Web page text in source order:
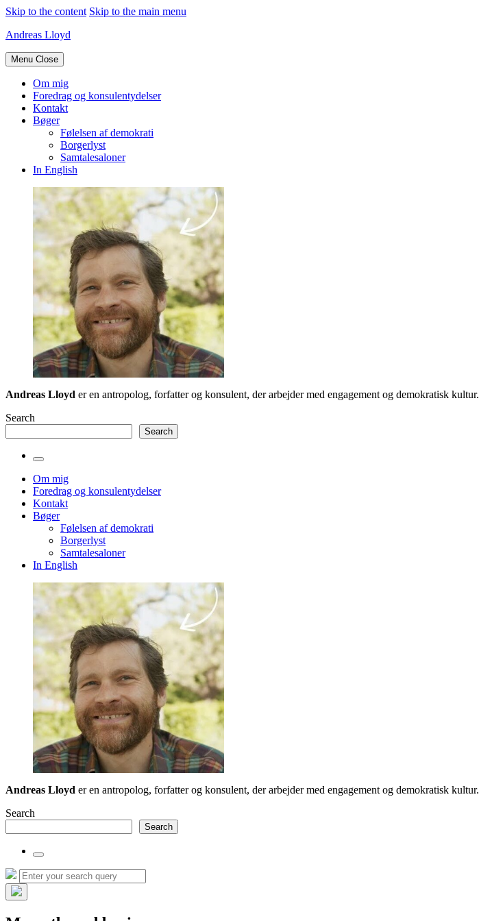
Skip to the content Skip to the main menu
Andreas Lloyd
Menu Close
Om mig
Foredrag og konsulentydelser
Kontakt
Bøger
Følelsen af demokrati
Borgerlyst
Samtalesaloner
In English
Andreas Lloyd er en antropolog, forfatter og konsulent, der arbejder med engagement og demokratisk kultur.
Search
Search
Toggle
the
search
field
Om mig
Foredrag og konsulentydelser
Kontakt
Bøger
Følelsen af demokrati
Borgerlyst
Samtalesaloner
In English
Andreas Lloyd er en antropolog, forfatter og konsulent, der arbejder med engagement og demokratisk kultur.
Search
Search
Toggle
the
search
Search
for:
Search
Hide